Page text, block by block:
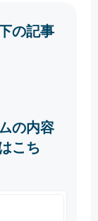
の記事
の内容
こち